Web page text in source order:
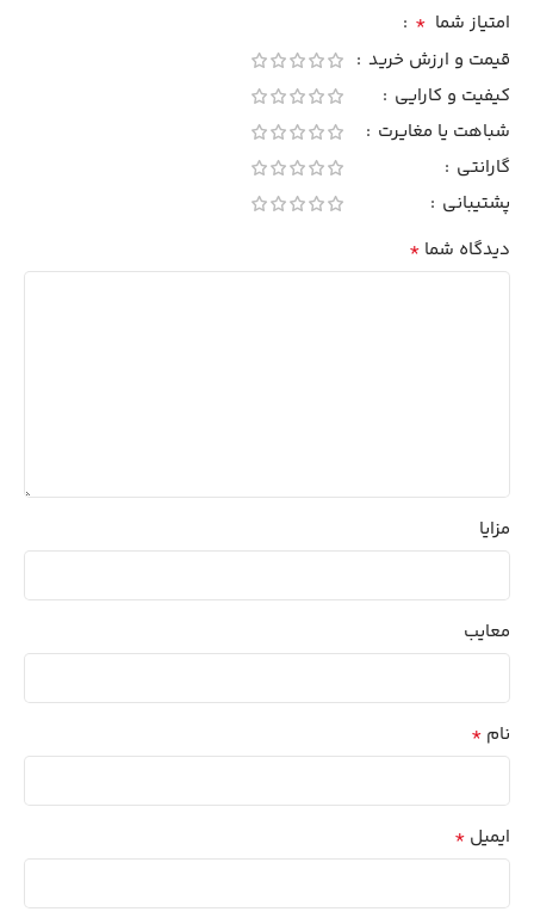
امتیاز شما *
قیمت و ارزش خرید
کیفیت و کارایی
شباهت یا مغایرت
گارانتی
پشتیبانی
دیدگاه شما *
مزایا
معایب
نام *
ایمیل *